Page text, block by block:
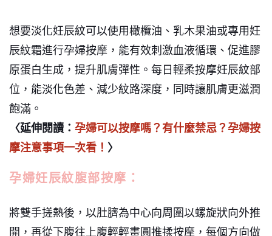
想要淡化妊辰紋可以使用橄欖油、乳木果油或專用妊
辰紋霜進行孕婦按摩，能有效刺激血液循環、促進膠
原蛋白生成，提升肌膚彈性。每日輕柔按摩妊辰紋部
位，能淡化色差、減少紋路深度，同時讓肌膚更滋潤
飽滿。
〈延伸閱讀： 孕婦可以按摩嗎？有什麼禁忌？孕婦按
摩注意事項一次看！ 〉
孕婦妊辰紋腹部按摩：
將雙手搓熱後，以肚臍為中心向周圍以螺旋狀向外推
開，再從下腹往上腹輕輕畫圓推揉按摩，每個方向做